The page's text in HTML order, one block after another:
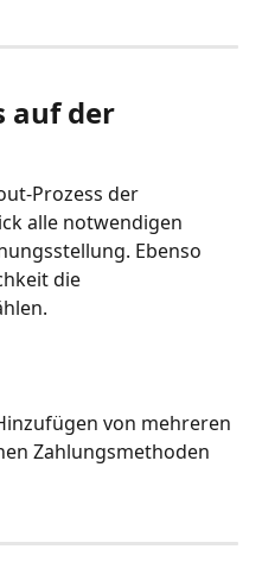
auf der
Prozess der
alle notwendigen
Ebenso
die
von mehreren
Zahlungsmethoden